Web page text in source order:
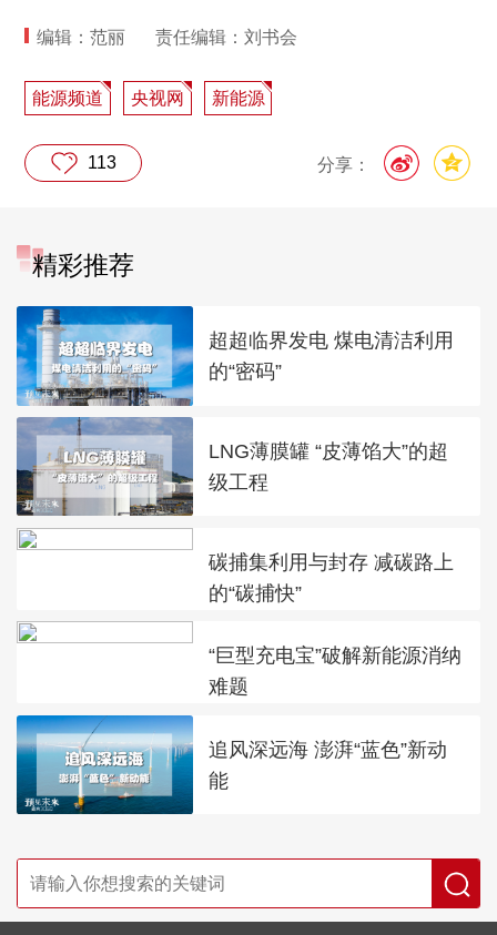
编辑：范丽 责任编辑：刘书会
能源频道 央视网 新能源
分享：
113
精彩推荐
超超临界发电 煤电清洁利用
的“密码”
LNG薄膜罐 “皮薄馅大”的超
级工程
碳捕集利用与封存 减碳路上
的“碳捕快”
“巨型充电宝”破解新能源消纳
难题
追风深远海 澎湃“蓝色”新动
能